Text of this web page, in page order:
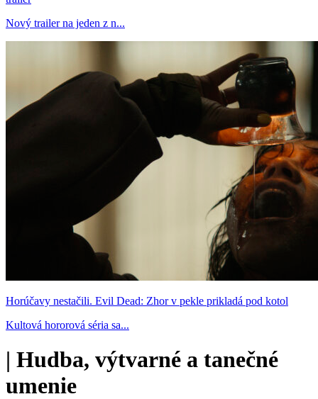
Nový trailer na jeden z n...
Horúčavy nestačili. Evil Dead: Zhor v pekle prikladá pod kotol
Kultová hororová séria sa...
| Hudba, výtvarné a tanečné
umenie